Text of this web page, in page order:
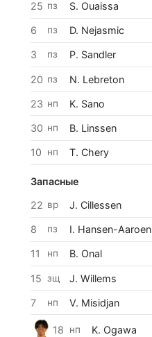
25 пз S. Ouaissa
6 пз D. Nejasmic
3 пз P. Sandler
20 пз N. Lebreton
23 нп K. Sano
30 нп B. Linssen
10 нп T. Chery
Запасные
22 вр J. Cillessen
8 пз I. Hansen-Aaroen
11 нп B. Onal
15 зщ J. Willems
7 нп V. Misidjan
18 нп K. Ogawa